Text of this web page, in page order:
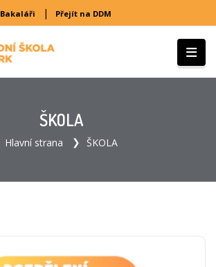
Bakaláři | Přejít na DDM
ŠKOLA
Hlavní strana ŠKOLA